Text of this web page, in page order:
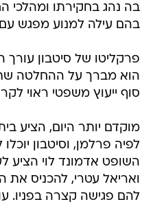
בה נהג בחקירתו ומהלכי
בהם עילה למנוע מפגש עם
פרקליטו של סיטבון עורך
הוא מברך על ההחלטה
סוף ייעוץ משפטי ראוי
מוקדם יותר היום, הציע
לפיה פרלמן, וסיטבון
השופט אדמונד לוי הציע
ואריאל עטרי, להכניס את
להם פגישה קצרה בפניו.